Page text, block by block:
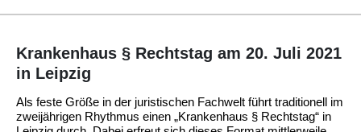
Krankenhaus § Rechtstag am 20. Juli 2021
in Leipzig
Als feste Größe in der juristischen Fachwelt führt traditionell im
zweijährigen Rhythmus einen „Krankenhaus § Rechtstag“ in